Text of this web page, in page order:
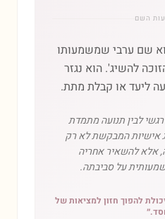
השם
שם ערבי שמשמעותו
להשיג'. הוא נגזר
ליעד או קבלת מתת.
לבין תנועה מתמדת
אישיות המבקשת לא רק
אלא להשאיר אחריה
על סביבתה.
להפוך חזון למציאות של
״